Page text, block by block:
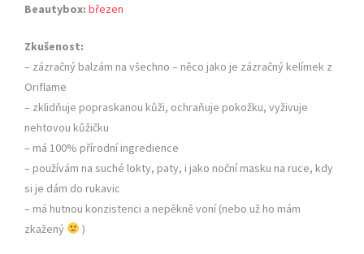
Beautybox: březen
Zkušenost:
– zázračný balzám na všechno – něco jako je zázračný kelímek z
Oriflame
– zklidňuje popraskanou kůži, ochraňuje pokožku, vyživuje
nehtovou kůžičku
– má 100% přírodní ingredience
– používám na suché lokty, paty, i jako noční masku na ruce, kdy
si je dám do rukavic
– má hutnou konzistenci a nepěkně voní (nebo už ho mám
zkažený
)